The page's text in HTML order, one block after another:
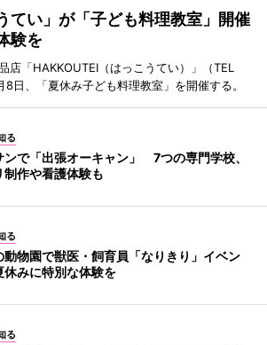
てい」が「子ども料理教室」開催
験を
店「HAKKOUTEI（はっこうてい）」（TEL
、「夏休み子ども料理教室」を開催する。
る
ンで「出張オーキャン」 7つの専門学校、
制作や看護体験も
る
動物園で獣医・飼育員「なりきり」イベン
みに特別な体験を
る